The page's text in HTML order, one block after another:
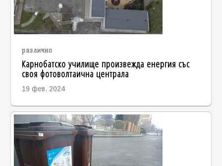
различно
Карнобатско училище произвежда енергия със
своя фотоволтаична централа
19 фев. 2024